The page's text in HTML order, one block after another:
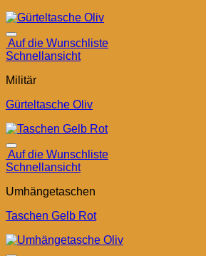
Auf die Wunschliste
Schnellansicht
Militär
Gürteltasche Oliv
Auf die Wunschliste
Schnellansicht
Umhängetaschen
Taschen Gelb Rot